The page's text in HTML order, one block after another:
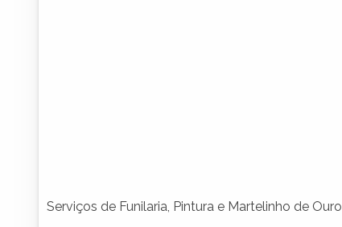
Serviços de Funilaria, Pintura e Martelinho de Ouro